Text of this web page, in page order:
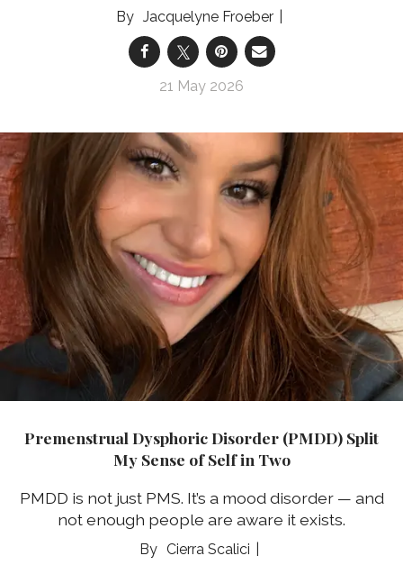
Jacquelyne Froeber
21 May 2026
Premenstrual Dysphoric Disorder (PMDD) Split
My Sense of Self in Two
PMDD is not just PMS. It’s a mood disorder — and
not enough people are aware it exists.
Cierra Scalici